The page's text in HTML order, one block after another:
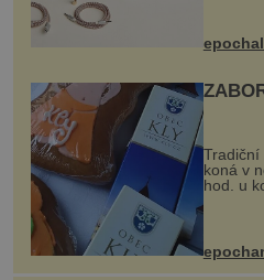
kovový...
Tradiční
koná v
hod. u
Kly u